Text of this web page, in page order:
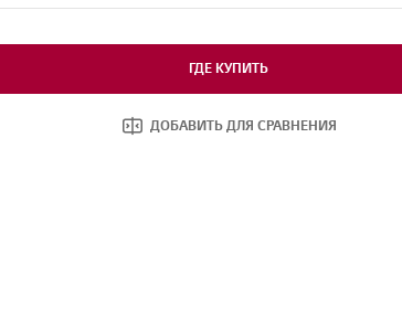
ГДЕ КУПИТЬ
ДОБАВИТЬ ДЛЯ СРАВНЕНИЯ